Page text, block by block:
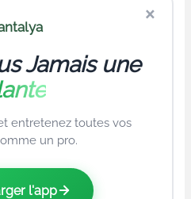
×
Jamais une
entretenez toutes vos
un pro.
l'app